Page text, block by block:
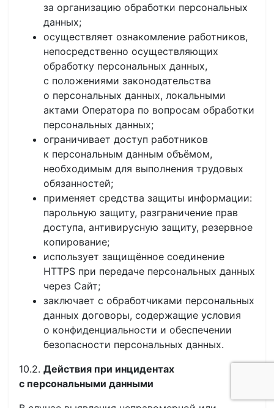
за организацию обработки персональных
данных;
осуществляет ознакомление работников,
непосредственно осуществляющих
обработку персональных данных,
с положениями законодательства
о персональных данных, локальными
актами Оператора по вопросам обработки
персональных данных;
ограничивает доступ работников
к персональным данным объёмом,
необходимым для выполнения трудовых
обязанностей;
применяет средства защиты информации:
парольную защиту, разграничение прав
доступа, антивирусную защиту, резервное
копирование;
использует защищённое соединение
HTTPS при передаче персональных данных
через Сайт;
заключает с обработчиками персональных
данных договоры, содержащие условия
о конфиденциальности и обеспечении
безопасности персональных данных.
10.2. Действия при инцидентах
с персональными данными